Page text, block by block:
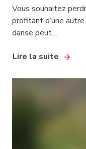
Vous souhaitez
profitant d’une
danse peut…
Lire la suite